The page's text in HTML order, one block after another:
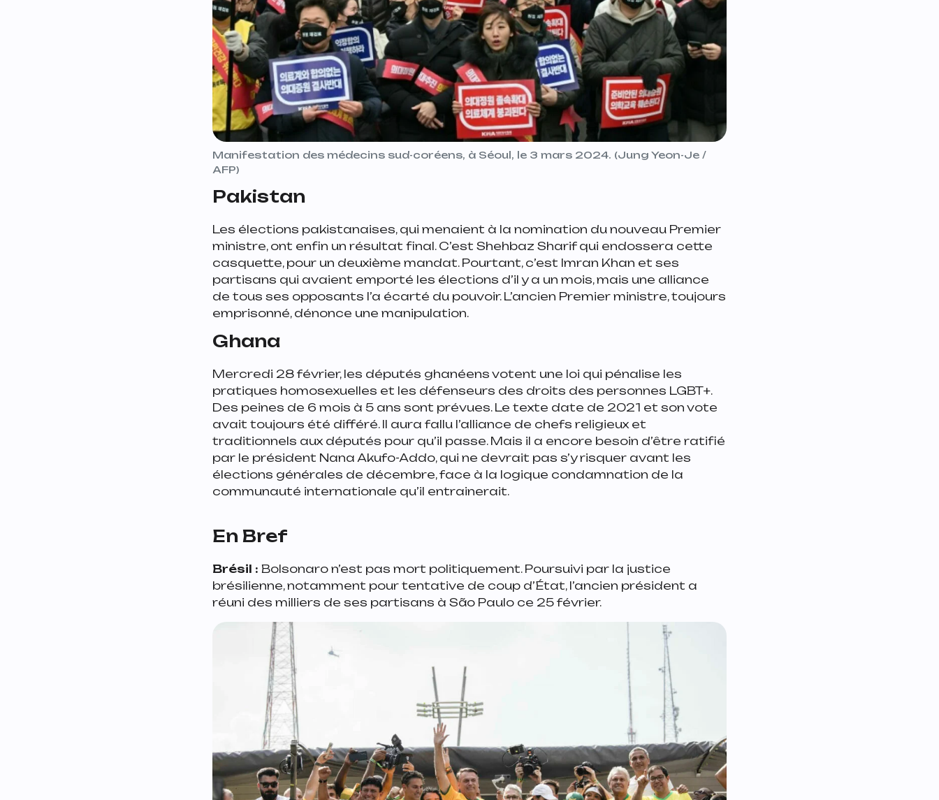
Manifestation des médecins sud-coréens, à Séoul, le 3 mars 2024. (Jung Yeon-Je /
AFP)
Pakistan
Les élections pakistanaises, qui menaient à la nomination du nouveau Premier
ministre, ont enfin un résultat final. C’est Shehbaz Sharif qui endossera cette
casquette, pour un deuxième mandat. Pourtant, c’est Imran Khan et ses
partisans qui avaient emporté les élections d’il y a un mois, mais une alliance
de tous ses opposants l’a écarté du pouvoir. L’ancien Premier ministre, toujours
emprisonné, dénonce une manipulation.
Ghana
Mercredi 28 février, les députés ghanéens votent une loi qui pénalise les
pratiques homosexuelles et les défenseurs des droits des personnes LGBT+.
Des peines de 6 mois à 5 ans sont prévues. Le texte date de 2021 et son vote
avait toujours été différé. Il aura fallu l’alliance de chefs religieux et
traditionnels aux députés pour qu’il passe. Mais il a encore besoin d’être ratifié
par le président Nana Akufo-Addo, qui ne devrait pas s’y risquer avant les
élections générales de décembre, face à la logique condamnation de la
communauté internationale qu’il entrainerait.
En Bref
Brésil : Bolsonaro n’est pas mort politiquement. Poursuivi par la justice
brésilienne, notamment pour tentative de coup d’État, l’ancien président a
réuni des milliers de ses partisans à São Paulo ce 25 février.